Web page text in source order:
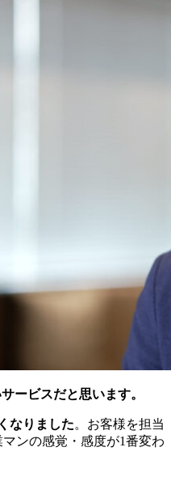
ービスだと思います。
なりました。お客様を担当
ンの感覚・感度が1番変わ